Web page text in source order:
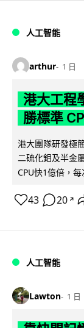
人工智能
arthur 1 日
港大工程
勝標準
港大團隊研發極
二硫化鉬及半金
CPU快1億倍，
43 20 ↗
人工智能
Lawton 1 日